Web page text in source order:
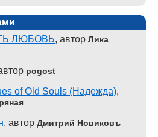
ЛЮБОВЬ, автор Лика
pogost
of Old Souls (Надежда),
, автор Дмитрий Новиковъ